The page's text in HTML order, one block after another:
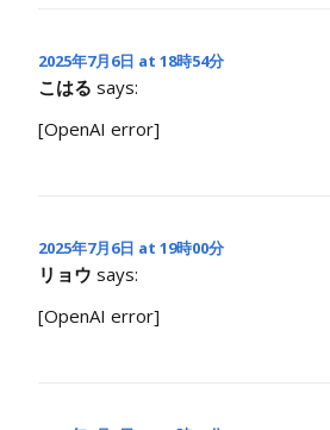
2025年7月6日 at 18時54分
こはる says:
[OpenAI error]
2025年7月6日 at 19時00分
リョウ says:
[OpenAI error]